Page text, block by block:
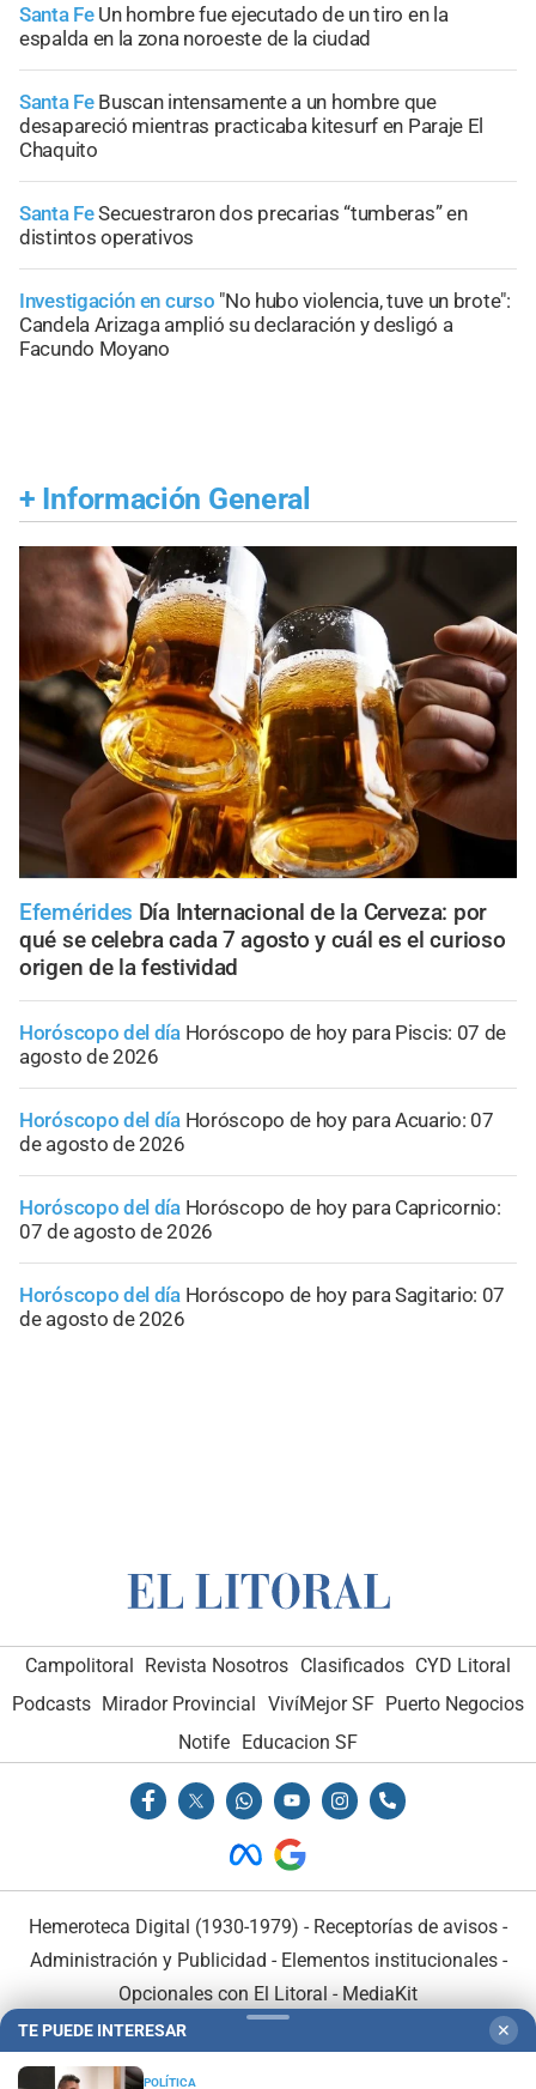
Santa Fe Un hombre fue ejecutado de un tiro en la
espalda en la zona noroeste de la ciudad
Santa Fe Buscan intensamente a un hombre que
desapareció mientras practicaba kitesurf en Paraje El
Chaquito
Santa FeSecuestraron dos precarias “tumberas” en
distintos operativos
Investigación en curso "No hubo violencia, tuve un brote":
Candela Arizaga amplió su declaración y desligó a
Facundo Moyano
+ Información General
Efemérides Día Internacional de la Cerveza: por
qué se celebra cada 7 agosto y cuál es el curioso
origen de la festividad
Horóscopo del día Horóscopo de hoy para Piscis: 07 de
agosto de 2026
Horóscopo del día Horóscopo de hoy para Acuario: 07
de agosto de 2026
Horóscopo del día Horóscopo de hoy para Capricornio:
07 de agosto de 2026
Horóscopo del día Horóscopo de hoy para Sagitario: 07
de agosto de 2026
Campolitoral Revista Nosotros Clasificados CYD Litoral
Podcasts Mirador Provincial VivíMejor SF Puerto Negocios
Notife
Educacion SF
Hemeroteca Digital (1930-1979) - Receptorías de avisos -
Administración y Publicidad - Elementos institucionales-
Opcionales con El Litoral - MediaKit
TE PUEDE INTERESAR ✕
POLÍTICA